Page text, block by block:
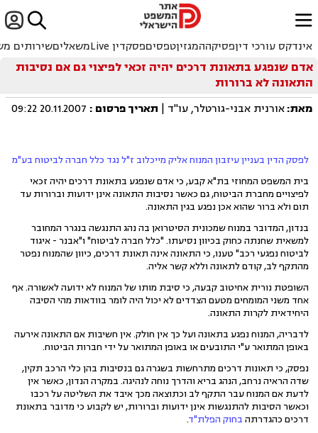

ﱐ
אינדקס עורכי דיןפסיקההמגזיןטפסיםפסקדין Live משאליםשירותים
אדם שנפגע בתאונת דרכים יהיה זכאי לפיצוי גם אם נסיבות
התאונה לא ברורות
מאת:אורנית אבני-גורטלר, עו"ד | תאריך פרסום :
20.11.2007 09:22
לפסק הדין בעניין עיזבון המנוח אליק מייכלוב ז"ל נגד כלל חברה לביטוח בע"מ
בית המשפט המחוזי בת"א קבע, כי אדם שנפגע בתאונת דרכים יהיה זכאי
לפיצויים מחברת הביטוח, גם כאשר נסיבות התאונה אינן ידועות וברורות עד
תום ולא ברור שהוא אכן נפגע בגין התאונה.
בנדון, המדובר במנוח שמכונית הסיטרואן בה נהג התנגשה בנגרר המחובר
למשאית שחנתה כחוק בכיוון נסיעתו. "כלל חברה לביטוח" ו"אבנר - איגוד
לביטוח נפגעי רכב" טענו, כי התאונה אינה תאונת דרכים, כיוון שהמנוח נפטר
מהתקף לב, קודם לתאונה וללא קשר אליה.
השופטת נורית אחיטוב קבעה, כי סיבת מותו של המנוח לא ידועה לאשורה. אף
אחד משני המומחים מטעם הצדדים לא יכול היה לומר בוודאות מהי הסיבה
היחידאית לקרות התאונה.
לדבריה, המנוח נפגע בתאונה ועל כך אין חולק. אין חשיבות אם התאונה אירעה
באופן המתואר ע"י התובעים או באופן המתואר על ידי חברות הביטוח.
נפסק, כי תאונות דרכים מתרחשות בשגרה גם בנסיבות בהן כלי הרכב תקין,
שדה הראיה נרחב, הנהג בריא והדרך נוחה לנהיגה. במקרה הנדון, כאשר אין
לדעת אם המנוח עבר התקף לב וכתוצאה מכך איבד את השליטה על רכבו
וכאשר הסיבות להתנגשות אינן ידועות וברורות, יש לקבוע כי מדובר בתאונת
דרכים כהגדרתה בחוק הפלת"ד.